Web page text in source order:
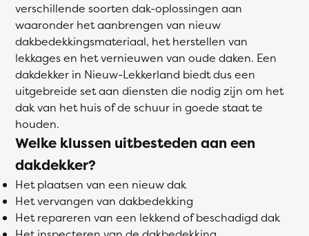
verschillende soorten dak-oplossingen aan
waaronder het aanbrengen van nieuw
dakbedekkingsmateriaal, het herstellen van
lekkages en het vernieuwen van oude daken. Een
dakdekker in Nieuw-Lekkerland biedt dus een
uitgebreide set aan diensten die nodig zijn om het
dak van het huis of de schuur in goede staat te
houden.
Welke klussen uitbesteden aan een
dakdekker?
Het plaatsen van een nieuw dak
Het vervangen van dakbedekking
Het repareren van een lekkend of beschadigd dak